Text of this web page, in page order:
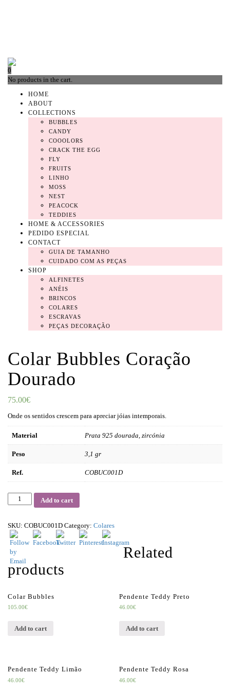
0
No products in the cart.
HOME
ABOUT
COLLECTIONS
BUBBLES
CANDY
COOOLORS
CRACK THE EGG
FLY
FRUITS
LINHO
MOSS
NEST
PEACOCK
TEDDIES
HOME & ACCESSORIES
PEDIDO ESPECIAL
CONTACT
GUIA DE TAMANHO
CUIDADO COM AS PEÇAS
SHOP
ALFINETES
ANÉIS
BRINCOS
COLARES
ESCRAVAS
PEÇAS DECORAÇÃO
Colar Bubbles Coração
Dourado
75.00€
Onde os sentidos crescem para apreciar jóias intemporais.
Material Prata 925 dourada, zircónia
Peso 3,1 gr
Ref. COBUC001D
Quantity Add to cart
SKU: COBUC001D Category: Colares
Related
products
Colar Bubbles
105.00€
Add to cart
Pendente Teddy Preto
46.00€
Add to cart
Pendente Teddy Limão
46.00€
Pendente Teddy Rosa
46.00€